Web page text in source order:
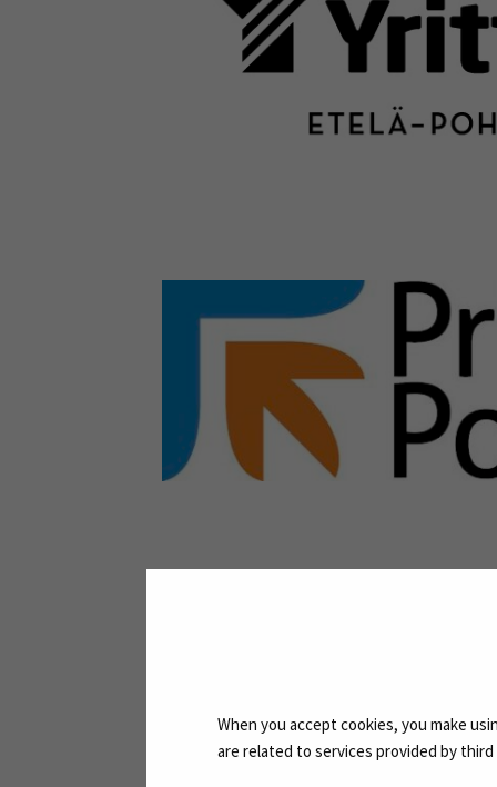
When you accept cookies, you make
are related to services provided by